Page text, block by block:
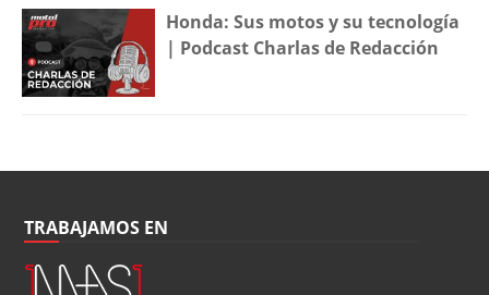
Honda: Sus motos y su tecnología
| Podcast Charlas de Redacción
TRABAJAMOS EN